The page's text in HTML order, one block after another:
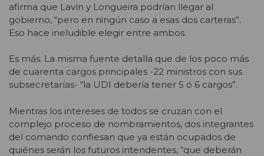
afirma que Lavín y Longueira podrían llegar al
gobierno, “pero en ningún caso a esas dos carteras”.
Eso hace ineludible elegir entre ambos.
Es más. La misma fuente detalla que de los poco más
de cuarenta cargos principales -22 ministros con sus
subsecretarías- “la UDI debería tener 5 ó 6 cargos”.
Mientras los intereses de todos se cruzan con el
complejo proceso de nombramientos, dos integrantes
del comando confiesan que ya están ocupados de
quiénes serán los futuros intendentes, “que deberán